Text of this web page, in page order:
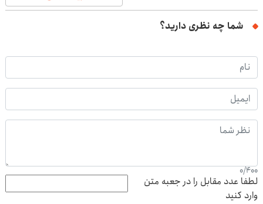
شما چه نظری دارید؟
0/400
لطفا عدد مقابل را در جعبه متن
وارد کنید